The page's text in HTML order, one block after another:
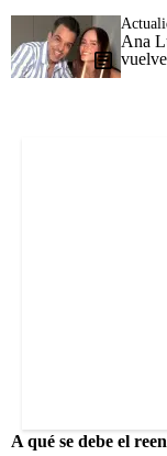
Ana
A qué se debe el